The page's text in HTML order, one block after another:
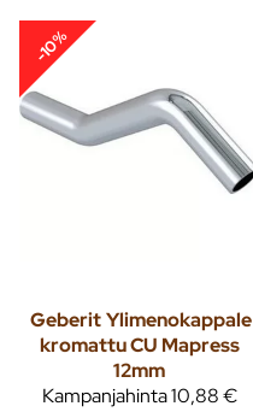
-10%
GeberitYlimenokappale
kromattu CU Mapress
12mm
Kampanjahinta10,88 €